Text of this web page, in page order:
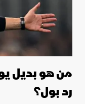
من هو بديل
رد بول؟